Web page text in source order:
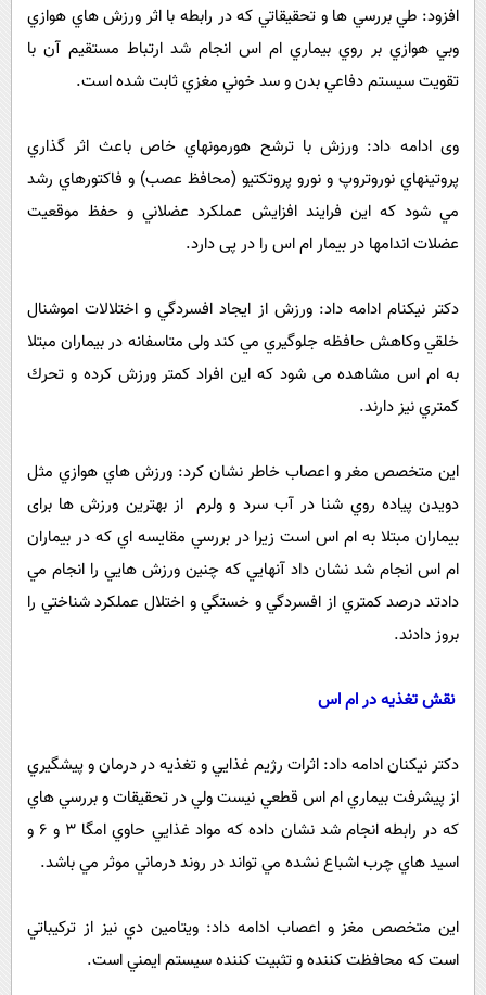
سلامت
فرهنگی
بین الملل
حیات وحش
سیاست خارجی
افزود: طي بررسي ها و تحقيقاتي كه در رابطه با اثر ورزش هاي هوازي
وبي هوازي بر روي بيماري ام اس انجام شد ارتباط مستقيم آن با
تقويت سيستم دفاعي بدن و سد خوني مغزي ثابت شده است.
وی ادامه داد: ورزش با ترشح هورمونهاي خاص باعث اثر گذاري
پروتينهاي نوروتروپ و نورو پروتكتيو (محافظ عصب) و فاكتورهاي رشد
مي شود که اين فرايند افزايش عملكرد عضلاني و حفظ موقعيت
عضلات اندامها در بيمار ام اس را در پی دارد.
دکتر نیکنام ادامه داد: ورزش از ايجاد افسردگي و اختلالات اموشنال
خلقي وكاهش حافظه جلوگيري مي کند ولی متاسفانه در بيماران مبتلا
به ام اس مشاهده می شود که این افراد كمتر ورزش کرده و تحرك
كمتري نیز دارند.
این متخصص مغر و اعصاب خاطر نشان کرد: ورزش هاي هوازي مثل
دويدن پياده روي شنا در آب سرد و ولرم از بهترين ورزش ها برای
بیماران مبتلا به ام اس است زیرا در بررسي مقايسه اي که در بيماران
ام اس انجام شد نشان داد آنهايي كه چنين ورزش هايي را انجام مي
دادتد درصد كمتري از افسردگي و خستگي و اختلال عملكرد شناختي را
بروز دادند.
نقش تغذيه در ام اس
دکتر نیکنان ادامه داد: اثرات رژيم غذايي و تغذيه در درمان و پيشگيري
از پيشرفت بيماري ام اس قطعي نیست ولي در تحقيقات و بررسي هاي
که در رابطه انجام شد نشان داده که مواد غذايي حاوي امگا ٣ و ٦ و
اسيد هاي چرب اشباع نشده مي تواند در روند درماني موثر مي باشد.
این متخصص مغز و اعصاب ادامه داد: ويتامين دي نیز از تركيباتي
است كه محافظت كننده و تثبيت كننده سيستم ايمني است.